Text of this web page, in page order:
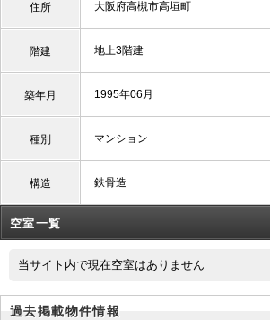
住所 大阪府高槻市高垣町
階建 地上3階建
築年月 1995年06月
種別 マンション
構造 鉄骨造
空室一覧
当サイト内で現在空室はありません
過去掲載物件情報